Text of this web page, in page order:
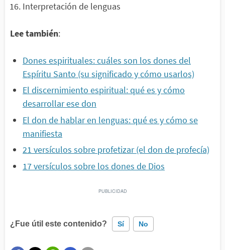
Interpretación de lenguas
Lee también:
Dones espirituales: cuáles son los dones del
Espíritu Santo (su significado y cómo usarlos)
El discernimiento espiritual: qué es y cómo
desarrollar ese don
El don de hablar en lenguas: qué es y cómo se
manifiesta
21 versículos sobre profetizar (el don de profecía)
17 versículos sobre los dones de Dios
¿Fue útil este contenido? Sí No